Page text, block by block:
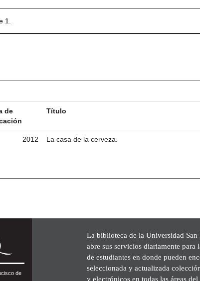
1.
de
Título
2012 La casa de la cerveza.
de
La biblioteca de la Universidad San
abre sus servicios diariamente para
de estudiantes en donde pueden
seleccionada y actualizada
y electrónicos en todas las áreas